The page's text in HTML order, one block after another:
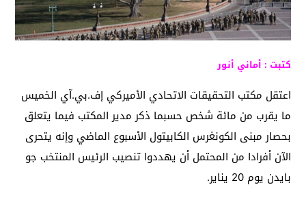
كتبت : أماني أنور
اعتقل مكتب التحقيقات الاتحادي الأميركي إف.بي.آي الخميس
ما يقرب من مائة شخص حسبما ذكر مدير المكتب فيما يتعلق
بحصار مبنى الكونغرس الكابيتول الأسبوع الماضي وإنه يتحرى
الآن أفرادا من المحتمل أن يهددوا تنصيب الرئيس المنتخب جو
بايدن يوم 20 يناير.